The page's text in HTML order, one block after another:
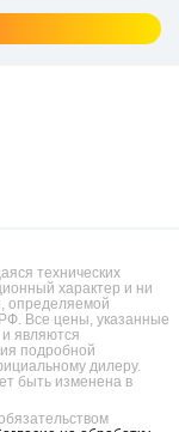
технических
характер и ни
определяемой
Все цены, указанные
являются
подробной
дилеру.
быть изменена в